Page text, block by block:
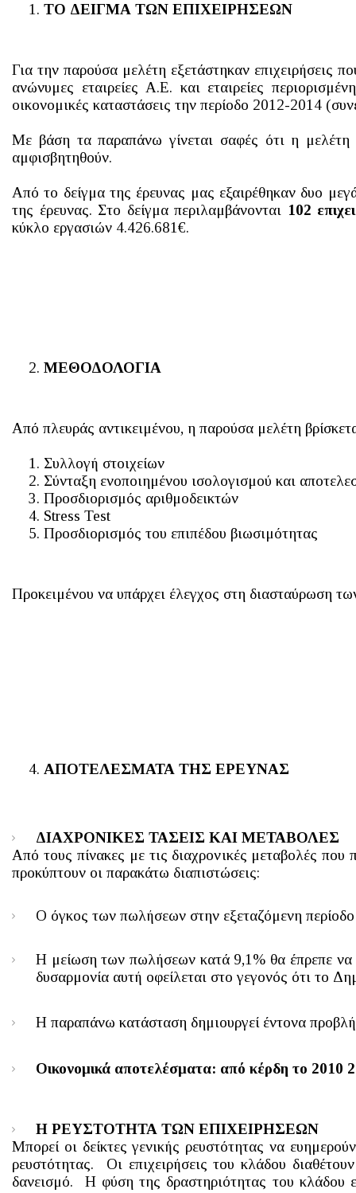
ΤΟ ΔΕΙΓΜΑ ΤΩΝ ΕΠΙΧΕΙΡΗΣΕΩΝ
Για την παρούσα μελέτη εξετάστηκαν επιχειρήσεις
ανώνυμες εταιρείες Α.Ε. και εταιρείες
οικονομικές καταστάσεις την περίοδο 2012-2014
Με βάση τα παραπάνω γίνεται σαφές ότι η μελέτη
αμφισβητηθούν.
Από το δείγμα της έρευνας μας εξαιρέθηκαν δυο
της έρευνας. Στο δείγμα περιλαμβάνονται 102
κύκλο εργασιών 4.426.681€.
ΜΕΘΟΔΟΛΟΓΙΑ
Από πλευράς αντικειμένου, η παρούσα μελέτη
Συλλογή στοιχείων
Σύνταξη ενοποιημένου ισολογισμού και
Προσδιορισμός αριθμοδεικτών
Stress Test
Προσδιορισμός του επιπέδου βιωσιμότητας
Προκειμένου να υπάρχει έλεγχος στη διασταύρωση
ΑΠΟΤΕΛΕΣΜΑΤΑ ΤΗΣ ΕΡΕΥΝΑΣ
ΔΙΑΧΡΟΝΙΚΕΣ ΤΑΣΕΙΣ ΚΑΙ ΜΕΤΑΒΟΛΕΣ
Από τους πίνακες με τις διαχρονικές μεταβολές
προκύπτουν οι παρακάτω διαπιστώσεις:
Ο όγκος των πωλήσεων στην εξεταζόμενη
Η μείωση των πωλήσεων κατά 9,1% θα έπρεπε να
δυσαρμονία αυτή οφείλεται στο γεγονός ότι το
Η παραπάνω κατάσταση δημιουργεί έντονα
Οικονομικά αποτελέσματα: από κέρδη το 2010
Η ΡΕΥΣΤΟΤΗΤΑ ΤΩΝ ΕΠΙΧΕΙΡΗΣΕΩΝ
Μπορεί οι δείκτες γενικής ρευστότητας να
ρευστότητας. Οι επιχειρήσεις του κλάδου
δανεισμό. Η φύση της δραστηριότητας του κλάδου